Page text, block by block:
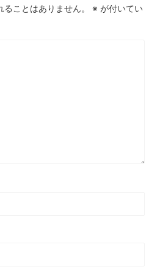
ことはありません。 ※ が付いてい